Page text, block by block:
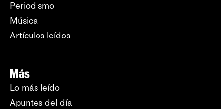
Periodismo
Música
Artículos leídos
Más
Lo más leído
Apuntes del día